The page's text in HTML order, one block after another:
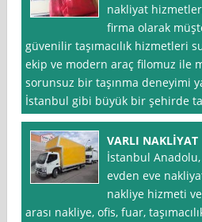
nakliyat
firma olarak
güvenilir taşımacılık hizmetleri
ekip ve modern araç filomuz ile
sorunsuz bir taşınma deneyimi
İstanbul gibi büyük bir şehirde
VARLI NAKLİYAT
İstanbul
evden eve
nakliye hizmeti
arası nakliye, ofis, fuar,